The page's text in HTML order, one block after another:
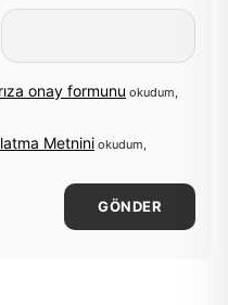
onay formunu okudum,
Metnini okudum,
GÖNDER